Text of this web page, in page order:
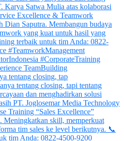
tentang closing, tap